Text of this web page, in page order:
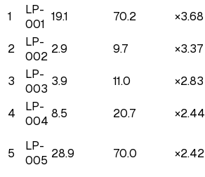
1
LP-
001
19.1 70.2 ×3.68
2
LP-
002
2.9 9.7 ×3.37
3
LP-
003
3.9 11.0 ×2.83
4
LP-
004
8.5 20.7 ×2.44
5
LP-
005 28.9 70.0 ×2.42